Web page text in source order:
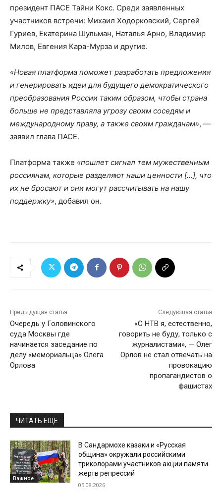
президент ПАСЕ Тайни Кокс. Среди заявленных
участников встречи: Михаил Ходорковский, Сергей
Гуриев, Екатерина Шульман, Наталья Арно, Владимир
Милов, Евгения Кара-Мурза и другие.
«Новая платформа поможет разработать предложения
и генерировать идеи для будущего демократического
преобразования России таким образом, чтобы страна
больше не представляла угрозу своим соседям и
международному праву, а также своим гражданам», —
заявил глава ПАСЕ.
Платформа также «пошлет сигнал тем мужественным
россиянам, которые разделяют наши ценности […], что
их не бросают и они могут рассчитывать на нашу
поддержку», добавил он.
Предыдущая статья
Очередь у Головинского
суда Москвы где
начинается заседание по
делу «мемориальца» Олега
Орлова
Следующая статья
«С НТВ я, естественно,
говорить не буду, только с
журналистами», — Олег
Орлов не стал отвечать на
провокацию
пропагандистов о
фашистах
ЧИТАТЬ ЕЩЕ
Важное
В Сандармохе казаки и «Русская
община» окружали российскими
триколорами участников акции памяти
жертв репрессий
05.08.2026